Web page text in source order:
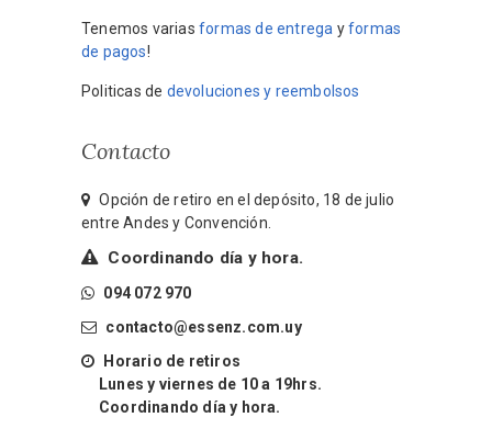
Tenemos varias formas de entrega yformas
de pagos!
Politicas de devoluciones y reembolsos
Contacto
Opción de retiro en el depósito, 18 de julio
entre Andes y Convención.
Coordinando día y hora.
094 072 970
contacto@essenz.com.uy
Horario de retiros
Lunes y viernes de 10 a 19hrs.
Coordinando día y hora.